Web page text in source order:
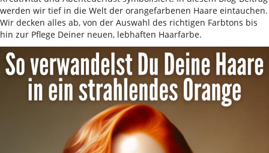
werden wir tief in die Welt der orangefarbenen Haare eintauchen.
Wir decken alles ab, von der Auswahl des richtigen Farbtons bis
hin zur Pflege Deiner neuen, lebhaften Haarfarbe.